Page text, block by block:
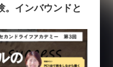
。インバウンドと